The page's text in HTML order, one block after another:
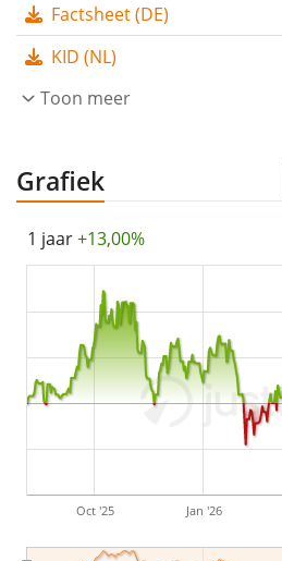
The ARK Innovation UCITS ETF
248m Euro assets under
launched on 12 april 2024
Factsheet (DE)
KID (NL)
Toon meer
Grafiek
1 jaar+13,00%
Oct '25 Jan '26